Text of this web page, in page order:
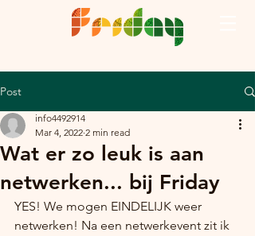
Post
Wat er zo leuk is aan
netwerken... bij Friday
info4492914
Mar 4, 2022 2 min read
YES! We mogen EINDELIJK weer
netwerken! Na een netwerkevent zit ik